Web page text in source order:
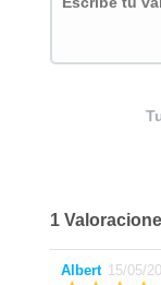
1
Albert 15/05/